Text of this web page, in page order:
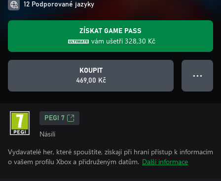
12 Podporované jazyky
ZÍSKAT GAME PASS
vám ušetří 328,30 Kč
KOUPIT
469,00 Kč
● ● ●
PEGI 7
Násilí
Vydavatelé her, které spouštíte, získají při hraní přístup k informacím
o vašem profilu Xbox a přidruženým datům. Další informace